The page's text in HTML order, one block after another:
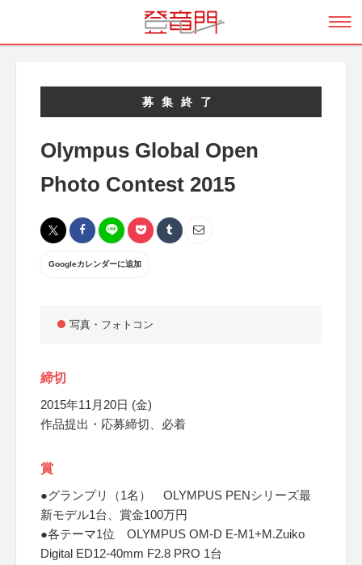
募集終了
Olympus Global Open
Photo Contest 2015
Googleカレンダーに追加
写真・フォトコン
締切
2015年11月20日 (金)
作品提出・応募締切、必着
賞
●グランプリ（1名） OLYMPUS PENシリーズ最
新モデル1台、賞金100万円
●各テーマ1位 OLYMPUS OM-D E-M1+M.Zuiko
Digital ED12-40mm F2.8 PRO 1台